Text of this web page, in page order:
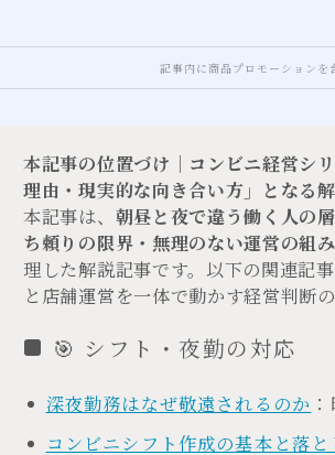
記事内に商品プロモーションを
本記事の位置づけ｜コンビニ経営シ
理由・現実的な向き合い方」となる
本記事は、 朝昼と夜で違う働く人の
ち頼りの限界・無理のない運営の組
理した解説記事です。以下の関連記
と店舗運営を一体で動かす経営判断
🎯 シフト・夜勤の対応
深夜勤務はなぜ敬遠されるのか
コンビニシフト作成の基本と落と